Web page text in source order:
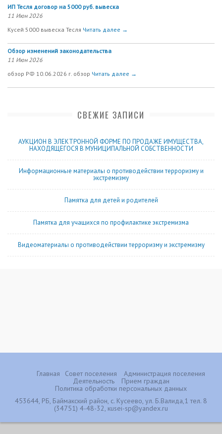
ИП Тесля договор на 5000 руб. вывеска
11 Июн 2026
Кусей 5000 вывеска Тесля Читать далее →
Обзор изменений законодательства
11 Июн 2026
обзор РФ 10.06.2026 г. обзор Читать далее →
СВЕЖИЕ ЗАПИСИ
АУКЦИОН В ЭЛЕКТРОННОЙ ФОРМЕ ПО ПРОДАЖЕ ИМУЩЕСТВА,
НАХОДЯЩЕГОСЯ В МУНИЦИПАЛЬНОЙ СОБСТВЕННОСТИ
Информационные материалы о противодействии терроризму и
экстремизму
Памятка для детей и родителей
Памятка для учащихся по профилактике экстремизма
Видеоматериалы о противодействии терроризму и экстремизму
Главная Совет поселения
Администрация поселения
Деятельность
Прием граждан
Политика обработки персональных данных
453644, РБ, Баймакский район, с. Кусеево, ул. Б.Валида,1 тел. 8
(34751) 4-48-32, кusei-sp@yandex.ru